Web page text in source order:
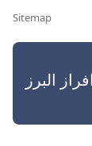
Sitemap